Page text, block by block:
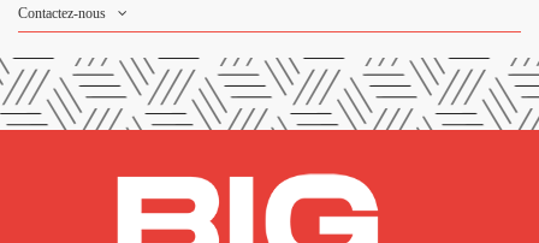
Contactez-nous